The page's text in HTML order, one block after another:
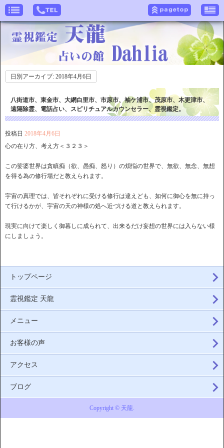
日別アーカイブ: 2018年4月6日
八街道市、東金市、大網白里市、市原市、袖ケ浦市、茂原市、木更津市、
遠隔除霊、電話占い、スピリチュアルカウンセラー、霊視鑑定。
投稿日 2018年4月6日
心の在り方、考え方＜３２３＞
この娑婆世界は貪瞋痴（欲、愚痴、怒り）の煩悩の世界で、無欲、無念、無想
を得る為の修行場だと教えられます。
宇宙の真理では、皆それぞれに受ける修行は違えども、如何に御心を無に持っ
て行けるかが、宇宙の天の神様の処へ近づける道と教えられます。
現実に向けて楽しく御暮しに成られて、出来るだけ妄想の世界には入らない様
にしましょう。
トップページ
霊視鑑定 天龍
メニュー
お客様の声
アクセス
ブログ
Copyright © 天龍.